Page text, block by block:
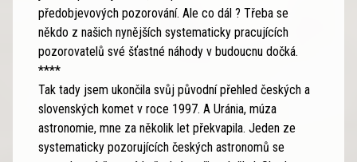
předobjevových pozorování. Ale co dál ? Třeba se
někdo z našich nynějších systematicky pracujících
pozorovatelů své šťastné náhody v budoucnu dočká.
****
Tak tady jsem ukončila svůj původní přehled českých a
slovenských komet v roce 1997. A Uránia, múza
astronomie, mne za několik let překvapila. Jeden ze
systematicky pozorujících českých astronomů se